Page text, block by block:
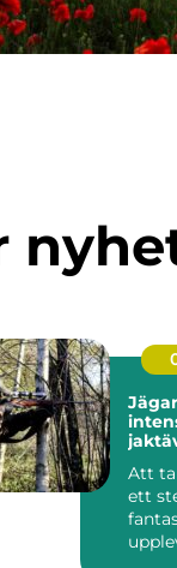
Att ta
ett